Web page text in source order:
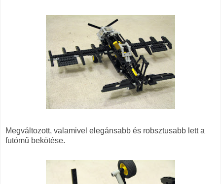
Megváltozott, valamivel elegánsabb és robsztusabb lett a
futómű bekötése.